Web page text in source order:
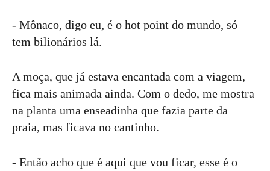
- Mônaco, digo eu, é o hot point do mundo, só
tem bilionários lá.
A moça, que já estava encantada com a viagem,
fica mais animada ainda. Com o dedo, me mostra
na planta uma enseadinha que fazia parte da
praia, mas ficava no cantinho.
- Então acho que é aqui que vou ficar, esse é o